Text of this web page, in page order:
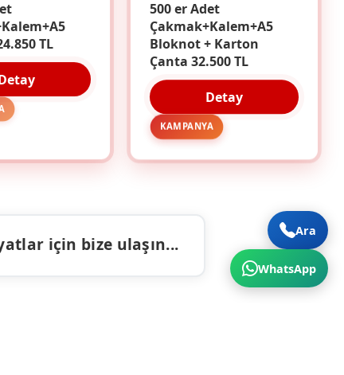
TL
500 er Adet
Çakmak+Kalem+A5
Bloknot + Karton
Çanta 32.500 TL
Detay
KAMPANYA
için bize ulaşın...
Ara
WhatsApp